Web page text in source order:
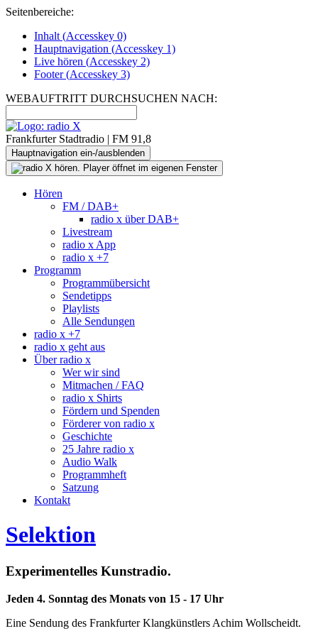
Seitenbereiche:
Inhalt (Accesskey 0)
Hauptnavigation (Accesskey 1)
Live hören (Accesskey 2)
Footer(Accesskey 3)
WEBAUFTRITT DURCHSUCHEN NACH:
Frankfurter Stadtradio | FM 91,8
Hauptnavigation ein-/ausblenden
Hören
FM / DAB+
radio x über DAB+
Livestream
radio x App
radio x +7
Programm
Programmübersicht
Sendetipps
Playlists
Alle Sendungen
radio x +7
radio x geht aus
Über radio x
Wer wir sind
Mitmachen / FAQ
radio x Shirts
Fördern und Spenden
Förderer von radio x
Geschichte
25 Jahre radio x
Audio Walk
Programmheft
Satzung
Kontakt
Selektion
Experimentelles Kunstradio.
Jeden 4. Sonntag des Monats von 15 - 17 Uhr
Eine Sendung des Frankfurter Klangkünstlers Achim Wollscheidt.